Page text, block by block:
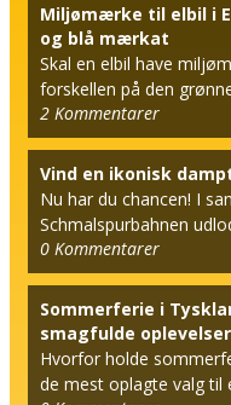
Miljømærke til elbil i
og blå mærkat
Skal en elbil have
forskellen på den
2 Kommentarer
Vind en ikonisk
Nu har du chancen! I
Schmalspurbahnen
berømt...
0 Kommentarer
Sommerferie i
smagfulde
Hvorfor holde
de mest oplagte valg